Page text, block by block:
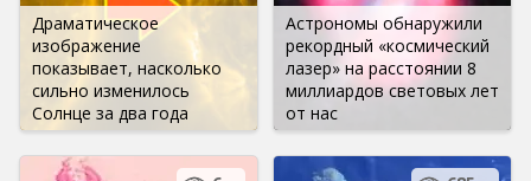
Драматическое
изображение
показывает, насколько
сильно изменилось
Солнце за два года
Астрономы обнаружили
рекордный «космический
лазер» на расстоянии 8
миллиардов световых лет
от нас